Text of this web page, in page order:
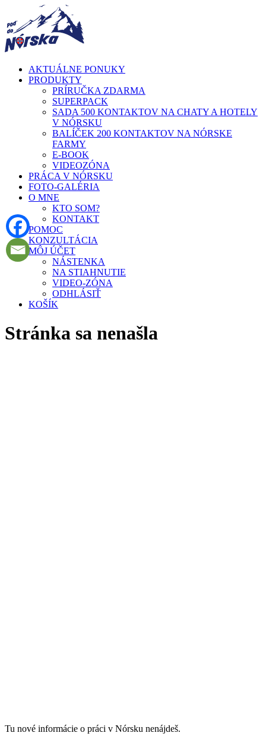
AKTUÁLNE PONUKY
PRODUKTY
PRÍRUČKA ZDARMA
SUPERPACK
SADA 500 KONTAKTOV NA CHATY A HOTELY
V NÓRSKU
BALÍČEK 200 KONTAKTOV NA NÓRSKE
FARMY
E-BOOK
VIDEOZÓNA
PRÁCA V NÓRSKU
FOTO-GALÉRIA
O MNE
KTO SOM?
KONTAKT
POMOC
KONZULTÁCIA
MÔJ ÚČET
NÁSTENKA
NA STIAHNUTIE
VIDEO-ZÓNA
ODHLÁSIŤ
KOŠÍK
Stránka sa nenašla
Tu nové informácie o práci v Nórsku nenájdeš.